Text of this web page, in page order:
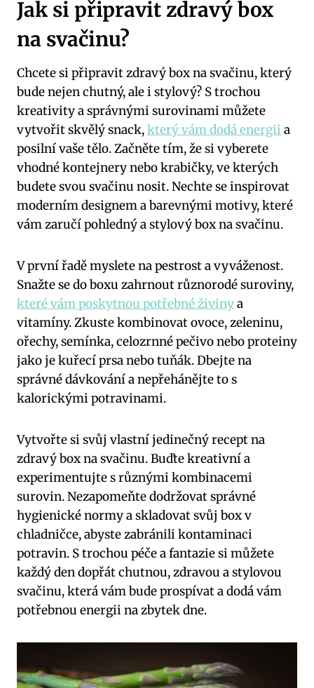
Jak si připravit zdravý box
na svačinu?
Chcete si připravit zdravý box na svačinu, který
bude nejen chutný, ale i stylový? S trochou
kreativity a správnými surovinami můžete
vytvořit skvělý snack,který vám dodá energii a
posilní vaše tělo. Začněte tím, že si vyberete
vhodné kontejnery nebo krabičky, ve kterých
budete svou svačinu nosit. Nechte se inspirovat
moderním designem a barevnými motivy, které
vám zaručí pohledný a stylový box na svačinu.
V první řadě myslete na pestrost a vyváženost.
Snažte se do boxu zahrnout různorodé suroviny,
které vám poskytnou potřebné živinya
vitamíny. Zkuste kombinovat ovoce, zeleninu,
ořechy, semínka, celozrnné pečivo nebo proteiny
jako je kuřecí prsa nebo tuňák. Dbejte na
správné dávkování a nepřehánějte to s
kalorickými potravinami.
Vytvořte si svůj vlastní jedinečný recept na
zdravý box na svačinu. Buďte kreativní a
experimentujte s různými kombinacemi
surovin. Nezapomeňte dodržovat správné
hygienické normy a skladovat svůj box v
chladničce, abyste zabránili kontaminaci
potravin. S trochou péče a fantazie si můžete
každý den dopřát chutnou, zdravou a stylovou
svačinu, která vám bude prospívat a dodá vám
potřebnou energii na zbytek dne.